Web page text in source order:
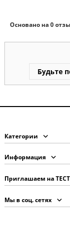
Основано на0
Будьте
Категории
Информация
Приглашаем на
Мы в соц. сетях